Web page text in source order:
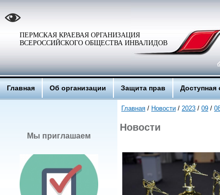
ПЕРМСКАЯ КРАЕВАЯ ОРГАНИЗАЦИЯ
ВСЕРОССИЙСКОГО ОБЩЕСТВА ИНВАЛИДОВ
Главная Об организации Защита прав Доступная
Мы приглашаем
Главная / Новости / 2023 / 09 /
Новости